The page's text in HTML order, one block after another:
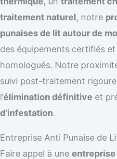
traitement naturel, notre
punaises de lit autour de
des équipements certifiés
homologués. Notre
suivi post-traitement
l’élimination définitive et
d’infestation.
Entreprise Anti Punaise de
Faire appel à une entreprise